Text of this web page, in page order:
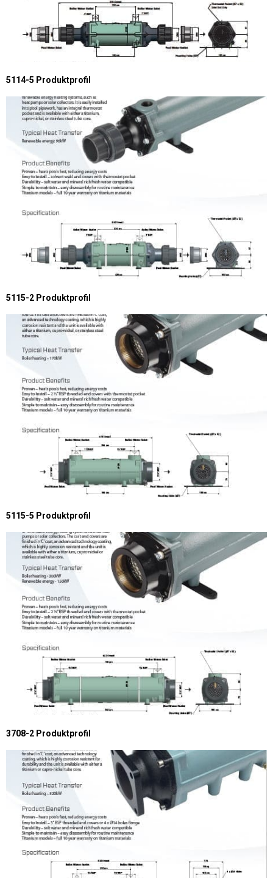
5114-5 Produktprofil
5115-2 Produktprofil
5115-5 Produktprofil
3708-2 Produktprofil